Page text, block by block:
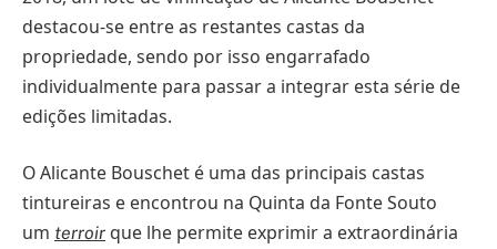
destacou-se entre as restantes castas da
propriedade, sendo por isso engarrafado
individualmente para passar a integrar esta série de
edições limitadas.
O Alicante Bouschet é uma das principais castas
tintureiras e encontrou na Quinta da Fonte Souto
um terroir que lhe permite exprimir a extraordinária